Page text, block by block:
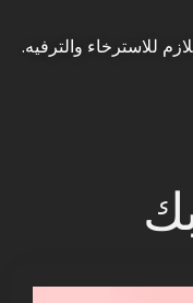
للاسترخاء والترفيه.